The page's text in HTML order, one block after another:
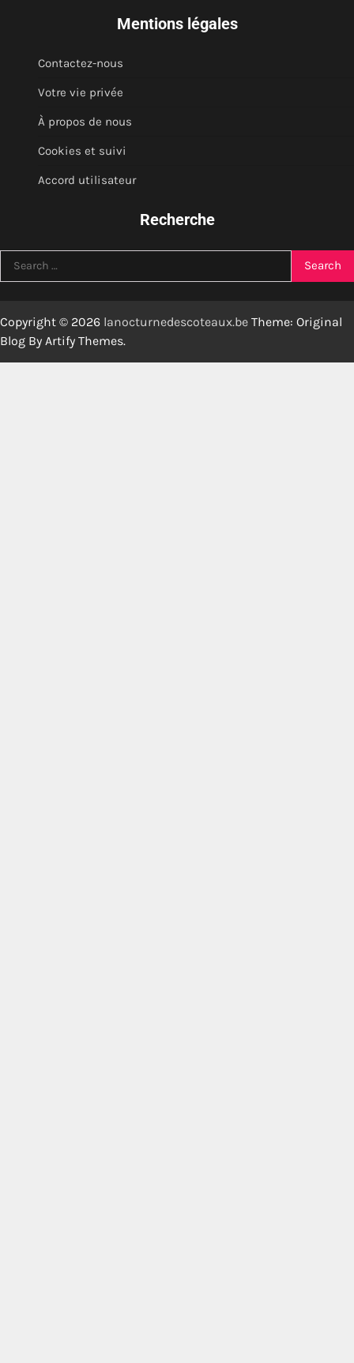
Mentions légales
Contactez-nous
Votre vie privée
À propos de nous
Cookies et suivi
Accord utilisateur
Recherche
Search
for:
Copyright © 2026 lanocturnedescoteaux.be Theme: Original
Blog By Artify Themes.